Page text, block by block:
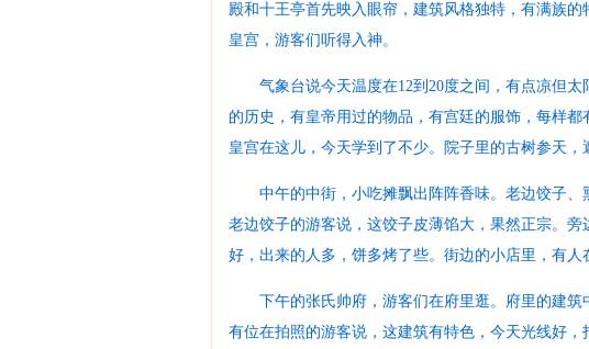
殿和十王亭首先映入眼帘，建筑风格独特，有满族
皇宫，游客们听得入神。
气象台说今天温度在12到20度之间，有点凉但
的历史，有皇帝用过的物品，有宫廷的服饰，每样
皇宫在这儿，今天学到了不少。院子里的古树参天，
中午的中街，小吃摊飘出阵阵香味。老边饺子
老边饺子的游客说，这饺子皮薄馅大，果然正宗。
好，出来的人多，饼多烤了些。街边的小店里，有人
下午的张氏帅府，游客们在府里逛。府里的建筑
有位在拍照的游客说，这建筑有特色，今天光线好